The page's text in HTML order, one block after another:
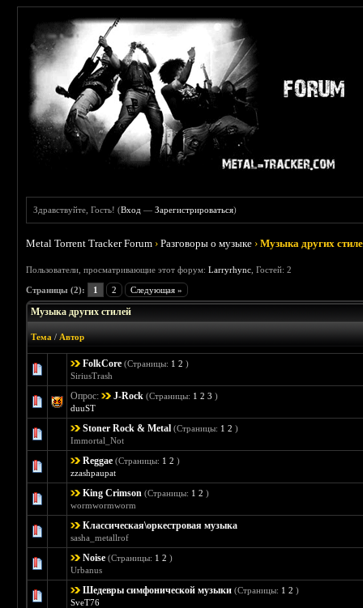
Здравствуйте, Гость! (Вход —Зарегистрироваться)
Metal Torrent Tracker Forum ›Разговоры о музыке ›Музыка других
Пользователи, просматривающие этот форум:Larryrhync , Гостей: 2
Страницы (2): 1 2 Следующая »
Музыка других стилей
Тема / Автор
FolkCore (Страницы: 1 2 )
SiriusTrash
Голосов: 0 - Средняя оценка: 0 из 5
1234 5
Опрос: J-Rock (Страницы: 1 2 3 )
duuST
Голосов: 0 - Средняя оценка: 0 из 5
12345
Stoner Rock & Metal (Страницы: 1 2 )
Immortal_Not
Голосов: 0 - Средняя оценка: 0 из 5
1234 5
Reggae (Страницы: 1 2 )
zzashpaupat
Голосов: 0 - Средняя оценка: 0 из 5
12345
King Crimson (Страницы: 1 2 )
wormwormworm
Голосов: 0 - Средняя оценка: 0 из 5
12345
Классическая\оркестровая музыка
sasha_metallrof
Голосов: 0 - Средняя оценка: 0 из 5
12345
Noise (Страницы: 1 2 )
Urbanus
Голосов: 0 - Средняя оценка: 0 из 5
1 2345
Шедевры симфонической музыки (Страницы: 1 2 )
SveT76
Голосов: 0 - Средняя оценка: 0 из 5
12345